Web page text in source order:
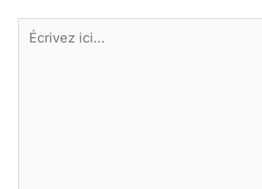
Écrivez
ici…